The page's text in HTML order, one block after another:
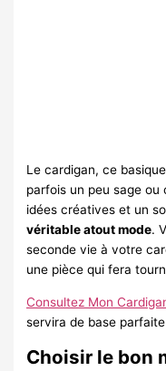
Le cardigan, ce
parfois un peu sage
idées créatives et un
véritable atout mode.
seconde vie à votre
une pièce qui fera
Consultez Mon
servira de base
Choisir le bon